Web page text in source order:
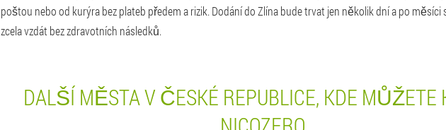
poštou nebo od kurýra bez plateb předem a rizik. Dodání do Zlína bude trvat jen několik dní a po měsíci
zcela vzdát bez zdravotních následků.
DALŠÍ MĚSTA V ČESKÉ REPUBLICE, KDE MŮŽETE